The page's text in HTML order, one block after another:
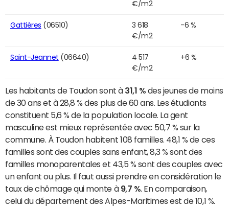
€/m2
Gattières (06510)
3 618
€/m2
-6 %
Saint-Jeannet (06640)
4 517
€/m2
+6 %
Les habitants de Toudon sont à 31,1 % des jeunes de moins
de 30 ans et à 28,8 % des plus de 60 ans. Les étudiants
constituent 5,6 % de la population locale. La gent
masculine est mieux représentée avec 50,7 % sur la
commune. À Toudon habitent 108 familles. 48,1 % de ces
familles sont des couples sans enfant, 8,3 % sont des
familles monoparentales et 43,5 % sont des couples avec
un enfant ou plus. Il faut aussi prendre en considération le
taux de chômage qui monte à 9,7 % . En comparaison,
celui du département des Alpes-Maritimes est de 10,1 %.